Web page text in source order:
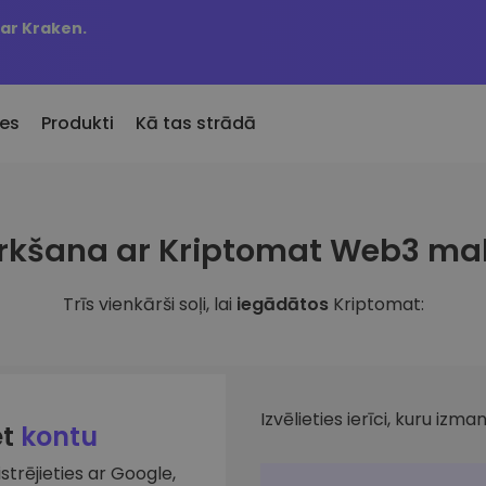
Kraken.
Pievienotie
Kriptomat pievienotie žetoni
būtu nopircis 100 €
Produkti
KriptoEarn
Nopelniet atlīdzību par savu
Seifs
Jūsu
Viedas
Kā tas strādā
ar Kriptomat Web3
Trīs vienkārši soļi, lai iegādātos Kriptomat:
kontu
ar Google,
Izvēlieties ierīci, kuru